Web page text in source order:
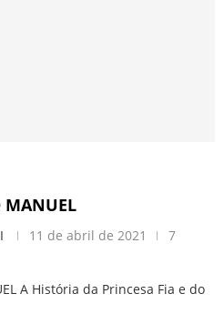
MANUEL
11 de abril de 2021
7
A História da Princesa Fia e do